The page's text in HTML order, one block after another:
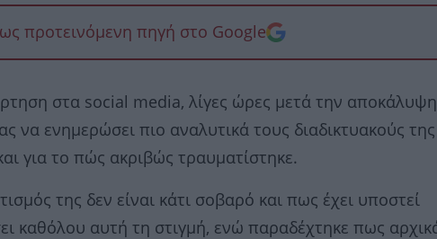
ως προτεινόμενη πηγή στο Google
στα social media, λίγες ώρες μετά την αποκάλυψη
να ενημερώσει πιο αναλυτικά τους διαδικτυακούς της
για το πώς ακριβώς τραυματίστηκε.
της δεν είναι κάτι σοβαρό και πως έχει υποστεί
καθόλου αυτή τη στιγμή, ενώ παραδέχτηκε πως